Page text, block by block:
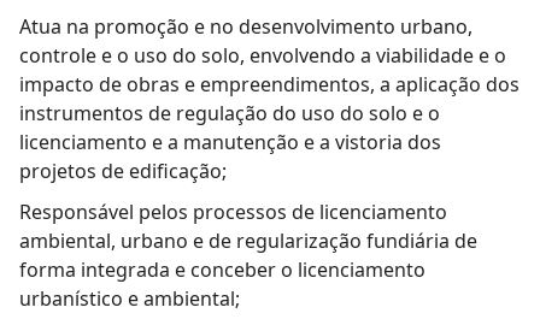
Atua na promoção e no desenvolvimento urbano,
controle e o uso do solo, envolvendo a viabilidade e o
impacto de obras e empreendimentos, a aplicação dos
instrumentos de regulação do uso do solo e o
licenciamento e a manutenção e a vistoria dos
projetos de edificação;
Responsável pelos processos de licenciamento
ambiental, urbano e de regularização fundiária de
forma integrada e conceber o licenciamento
urbanístico e ambiental;